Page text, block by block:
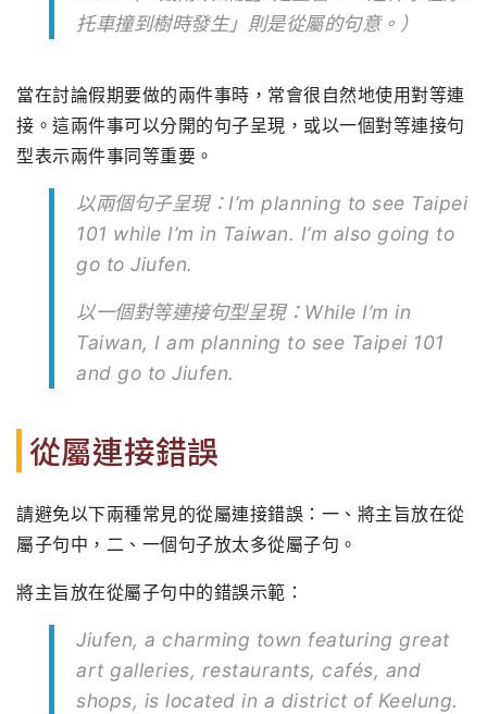
托車撞到樹時發生」則是從屬的句意。）
當在討論假期要做的兩件事時，常會很自然地使用對等連
接。這兩件事可以分開的句子呈現，或以一個對等連接句
型表示兩件事同等重要。
以兩個句子呈現：I’m planning to see Taipei
101 while I’m in Taiwan. I’m also going to
go to Jiufen.
以一個對等連接句型呈現：While I’m in
Taiwan, I am planning to see Taipei 101
and go to Jiufen.
從屬連接錯誤
請避免以下兩種常見的從屬連接錯誤：一、將主旨放在從
屬子句中，二、一個句子放太多從屬子句。
將主旨放在從屬子句中的錯誤示範：
Jiufen, a charming town featuring great
art galleries, restaurants, cafés, and
shops, is located in a district of Keelung.